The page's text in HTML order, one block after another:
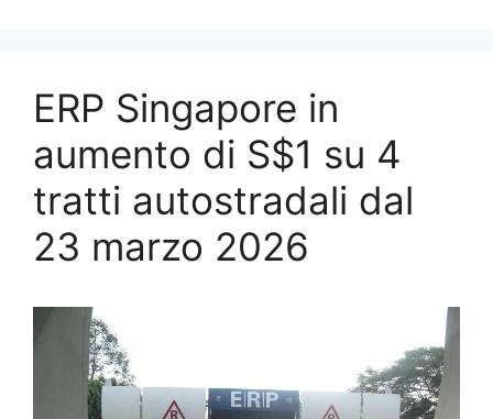
ERP Singapore in
aumento di S$1 su 4
tratti autostradali dal
23 marzo 2026